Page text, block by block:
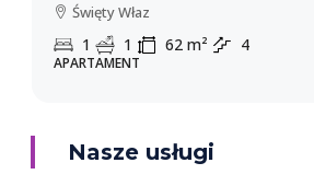
Święty Właz
1 1 62 m² 4
APARTAMENT
Nasze usługi